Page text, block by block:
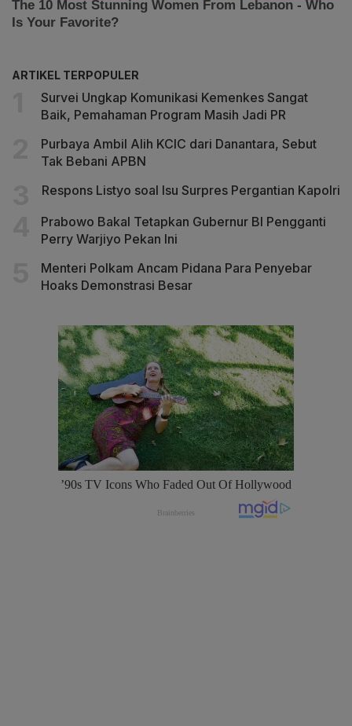
ARTIKEL TERPOPULER
Survei Ungkap Komunikasi Kemenkes Sangat
Baik, Pemahaman Program Masih Jadi PR
Purbaya Ambil Alih KCIC dari Danantara, Sebut
Tak Bebani APBN
Respons Listyo soal Isu Surpres Pergantian Kapolri
Prabowo Bakal Tetapkan Gubernur BI Pengganti
Perry Warjiyo Pekan Ini
Menteri Polkam Ancam Pidana Para Penyebar
Hoaks Demonstrasi Besar